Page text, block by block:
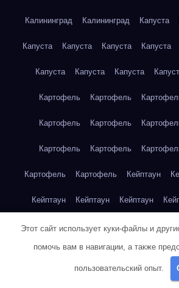
Калининград Калининград Капуста
Капуста Капуста Капуста Капуста
Капуста Капуста Капуста
Картофель Картофель
Картофель Картофель
Картофель Картофель
Картофель Картофель Кейптаун
Кейптаун Кейптаун Кейптаун
Кейптаун Кейптаун Кейптаун
Кейптаун Кейптаун Кейптаун
Этот сайт использует куки-файлы и
помочь вам в навигации, а также
пользовательский опыт.